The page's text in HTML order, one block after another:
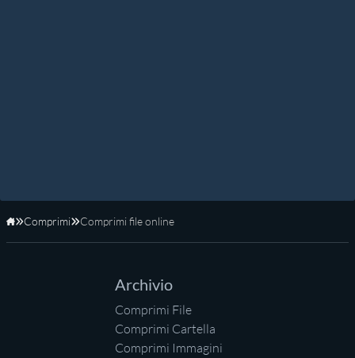
Home
Comprimi Comprimi file online
Archivio
Comprimi File
Comprimi Cartella
Comprimi Immagini